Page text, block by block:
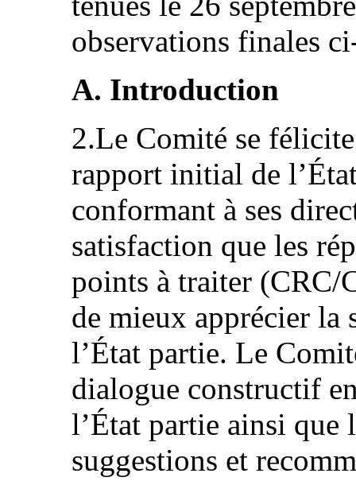
observations finales
A. Introduction
2.Le Comité se
rapport initial de
conformant à ses
satisfaction que les
points à traiter
de mieux apprécier la
l’État partie. Le
dialogue constructif
l’État partie ainsi que
suggestions et